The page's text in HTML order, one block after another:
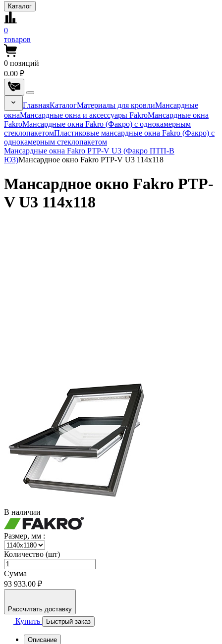
Каталог
0
товаров
0 позиций
0.00 ₽
ГлавнаяКаталогМатериалы для кровлиМансардные
окнаМансардные окна и аксессуары FakroМансардные окна
FakroМансардные окна Fakro (Факро) с однокамерным
стеклопакетомПластиковые мансардные окна Fakro (Факро) с
однокамерным стеклопакетом
Мансардные окна Fakro PTP-V U3 (Факро ПТП-В
Ю3)Мансардное окно Fakro PTP-V U3 114x118
Мансардное окно Fakro PTP-
V U3 114x118
В наличии
Размер, мм :
Количество (шт)
Сумма
93 933.00 ₽
Рассчитать доставку
Купить Быстрый заказ
Описание